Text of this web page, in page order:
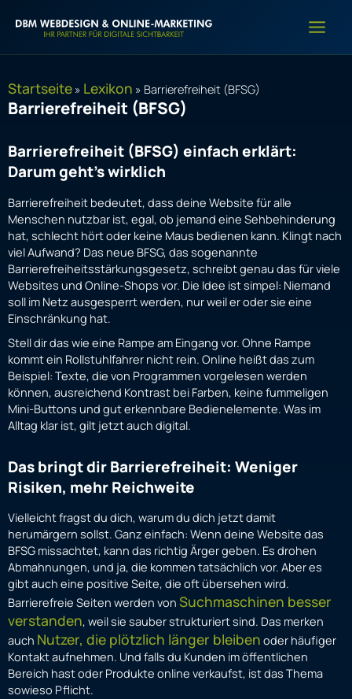
Inhalt
Startseite » Lexikon » Barrierefreiheit (BFSG)
Barrierefreiheit (BFSG)
Barrierefreiheit (BFSG) einfach erklärt:
Darum geht’s wirklich
Barrierefreiheit bedeutet, dass deine Website für alle
Menschen nutzbar ist, egal, ob jemand eine Sehbehinderung
hat, schlecht hört oder keine Maus bedienen kann. Klingt nach
viel Aufwand? Das neue BFSG, das sogenannte
Barrierefreiheitsstärkungsgesetz, schreibt genau das für viele
Websites und Online-Shops vor. Die Idee ist simpel: Niemand
soll im Netz ausgesperrt werden, nur weil er oder sie eine
Einschränkung hat.
Stell dir das wie eine Rampe am Eingang vor. Ohne Rampe
kommt ein Rollstuhlfahrer nicht rein. Online heißt das zum
Beispiel: Texte, die von Programmen vorgelesen werden
können, ausreichend Kontrast bei Farben, keine fummeligen
Mini-Buttons und gut erkennbare Bedienelemente. Was im
Alltag klar ist, gilt jetzt auch digital.
Das bringt dir Barrierefreiheit: Weniger
Risiken, mehr Reichweite
Vielleicht fragst du dich, warum du dich jetzt damit
herumärgern sollst. Ganz einfach: Wenn deine Website das
BFSG missachtet, kann das richtig Ärger geben. Es drohen
Abmahnungen, und ja, die kommen tatsächlich vor. Aber es
gibt auch eine positive Seite, die oft übersehen wird.
Barrierefreie Seiten werden von Suchmaschinen besser
verstanden, weil sie sauber strukturiert sind. Das merken
auch Nutzer, die plötzlich länger bleiben oder häufiger
Kontakt aufnehmen. Und falls du Kunden im öffentlichen
Bereich hast oder Produkte online verkaufst, ist das Thema
sowieso Pflicht.